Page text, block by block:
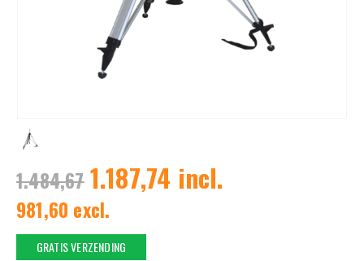
1.484,67 1.187,74 incl.
981,60 excl.
GRATIS VERZENDING